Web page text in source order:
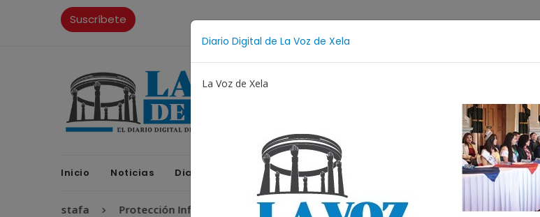
Diario Digital de La Voz de Xela
La Voz de Xela
Suscríbete
Inicio Noticias Diario Digital Opiniones La Voz de Xela Sports Contáctanos
Protección Infantil Festival de Bandas 2026 Proceso Judicial